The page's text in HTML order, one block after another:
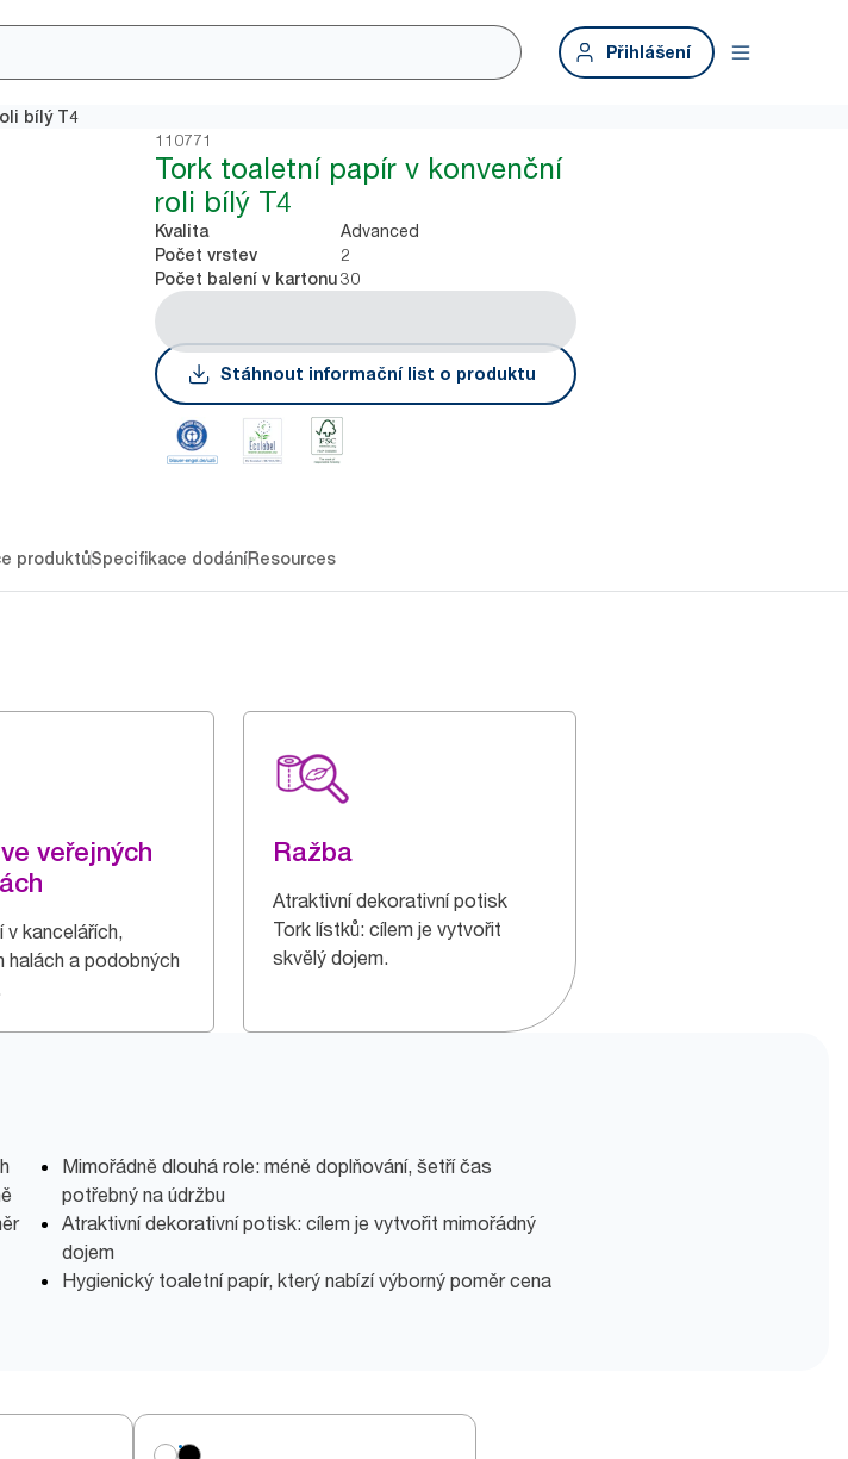
Přihlášení
bílý T4
110771
Tork toaletní papír v konvenční
roli bílý T4
Kvalita Advanced
Počet vrstev 2
Počet balení v kartonu30
Stáhnout informační list o produktu
produktůSpecifikace dodáníResources
veřejných
v kancelářích,
halách a podobných
Ražba
Atraktivní dekorativní potisk
Tork lístků: cílem je vytvořit
skvělý dojem.
Mimořádně dlouhá role: méně doplňování, šetří čas
potřebný na údržbu
Atraktivní dekorativní potisk: cílem je vytvořit mimořádný
dojem
Hygienický toaletní papír, který nabízí výborný poměr cena